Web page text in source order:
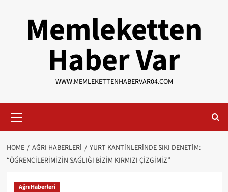
Memleketten
Haber Var
WWW.MEMLEKETTENHABERVAR04.COM
Menu
HOME AĞRI HABERLERI
YURT KANTINLERINDE SIKI DENETIM:
“ÖĞRENCILERIMIZIN SAĞLIĞI BIZIM KIRMIZI ÇIZGIMIZ”
Ağrı Haberleri